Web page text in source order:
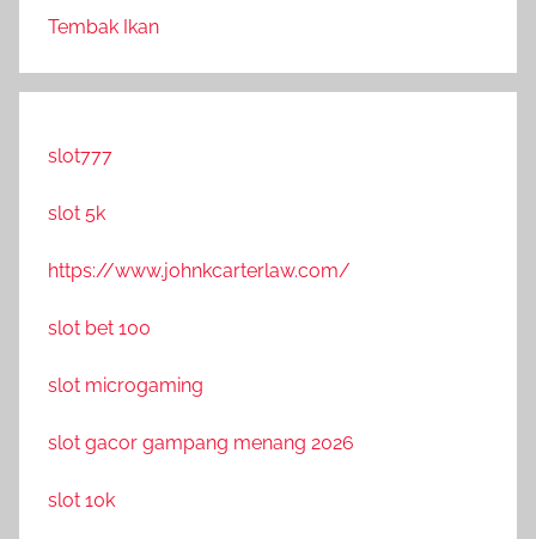
Tembak Ikan
slot777
slot 5k
https://www.johnkcarterlaw.com/
slot bet 100
slot microgaming
slot gacor gampang menang 2026
slot 10k